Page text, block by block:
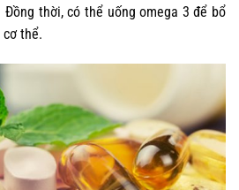
Đồng thời, có thể uống omega 3 để bổ
thể.